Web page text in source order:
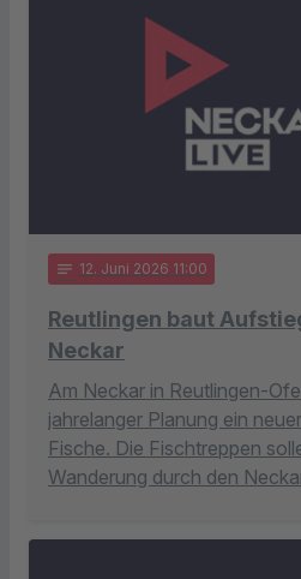
notes 12. Juni 2026 11:00
Reutlingen baut
Neckar
Am Neckar in Reutlingen-
jahrelanger Planung ein
Fische. Die Fischtreppen
Wanderung durch den